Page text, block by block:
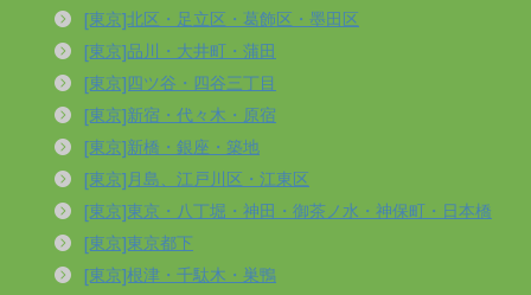
[東京]北区・足立区・葛飾区・墨田区
[東京]品川・大井町・蒲田
[東京]四ツ谷・四谷三丁目
[東京]新宿・代々木・原宿
[東京]新橋・銀座・築地
[東京]月島、江戸川区・江東区
[東京]東京・八丁堀・神田・御茶ノ水・神保町・日本橋
[東京]東京都下
[東京]根津・千駄木・巣鴨